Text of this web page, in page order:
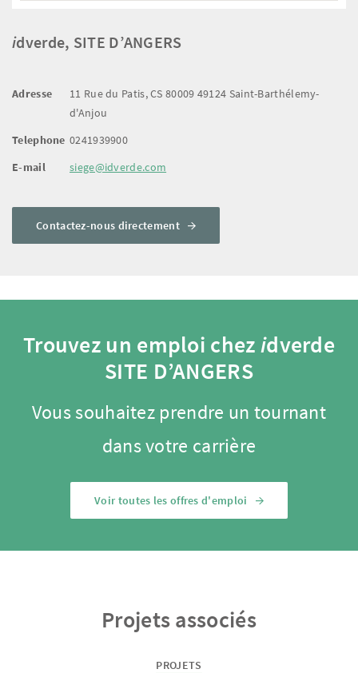
idverde, SITE D’ANGERS
Adresse
11 Rue du Patis, CS 80009 49124 Saint-Barthélemy-
d'Anjou
Telephone 0241939900
E-mail
siege@idverde.com
Contactez-nous directement
Trouvez un emploi chezidverde
SITE D’ANGERS
Vous souhaitez prendre un tournant
dans votre carrière
Voir toutes les offres d'emploi
Projets associés
PROJETS